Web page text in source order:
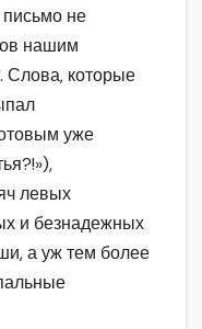
не
нашим
Слова, которые
уже
левых
и безнадежных
а уж тем более